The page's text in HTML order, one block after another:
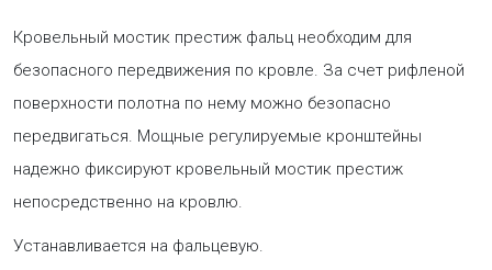
Кровельный мостик престиж фальц необходим для
безопасного передвижения по кровле. За счет рифленой
поверхности полотна по нему можно безопасно
передвигаться. Мощные регулируемые кронштейны
надежно фиксируют кровельный мостик престиж
непосредственно на кровлю.
Устанавливается на фальцевую.